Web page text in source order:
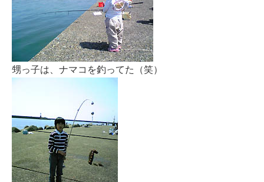
甥っ子は、ナマコを釣ってた（笑）